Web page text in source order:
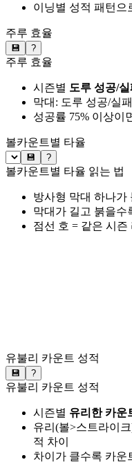
이닝별 성적 패턴으
주루 효율
💾 ?
주루 효율
시즌별 도루 성공/실
막대: 도루 성공/실
성공률 75% 이상이
볼카운트별 타율
💾 ?
볼카운트별 타율 읽는 법
방사형 막대 하나가
막대가 길고 붉을수
점선 호 = 같은 시즌
유불리 카운트 성적
💾 ?
유불리 카운트 성적
시즌별 유리한 카운
유리(볼>스트라이
적 차이
차이가 클수록 카운